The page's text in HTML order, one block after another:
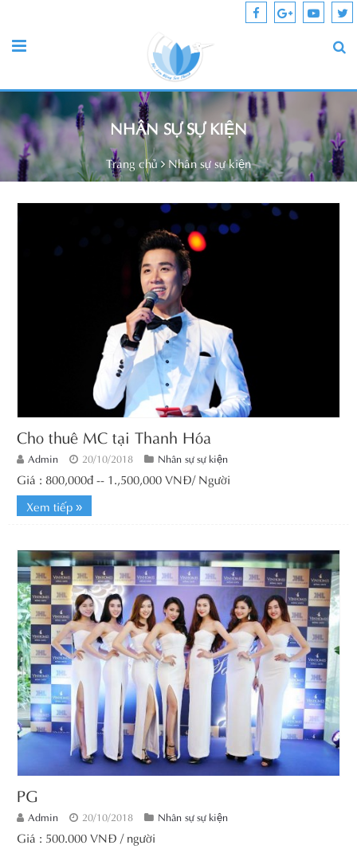
NHÂN SỰ SỰ KIỆN
Trang chủ Nhân sự sự kiện
Cho thuê MC tại Thanh Hóa
Admin 20/10/2018 Nhân sự sự kiện
Giá : 800,000đ -- 1.,500,000 VNĐ/ Người
Xem tiếp »
PG
Admin 20/10/2018 Nhân sự sự kiện
Giá : 500.000 VNĐ / người